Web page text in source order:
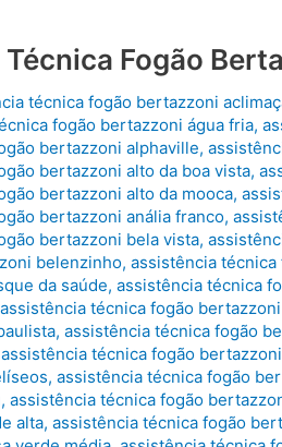
Fogão
técnica fogão bertazzoni
fogão bertazzoni água fria,
bertazzoni alphaville,
bertazzoni alto da boa vista,
bertazzoni alto da mooca,
bertazzoni anália franco,
bertazzoni bela vista,
belenzinho, assistência
da saúde, assistência técnica
assistência técnica fogão
, assistência técnica fogão
assistência técnica fogão
, assistência técnica fogão
, assistência técnica fogão
alta, assistência técnica fogão